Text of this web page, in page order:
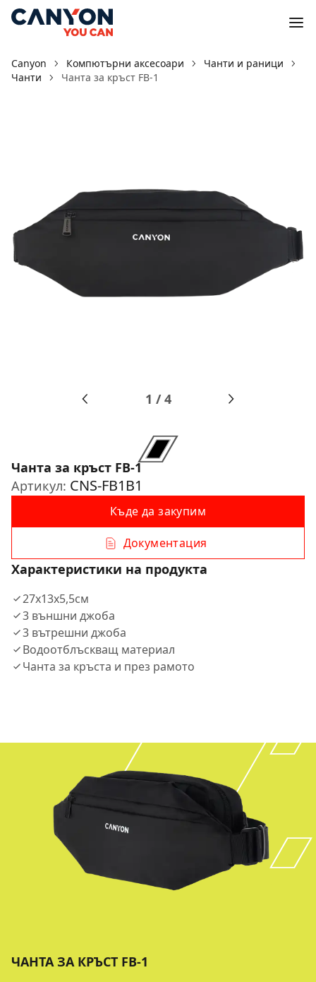
Canyon Компютърни аксесоари
Чанти и раници
Чанти
Чанта за кръст FB-1
1 /4
Чанта за кръст FB-1
Артикул: CNS-FB1B1
Къде да закупим
Документация
Характеристики на продукта
27х13х5,5см
3 външни джоба
3 вътрешни джоба
Водоотблъскващ материал
Чанта за кръста и през рамото
ЧАНТА ЗА КРЪСТ FB-1